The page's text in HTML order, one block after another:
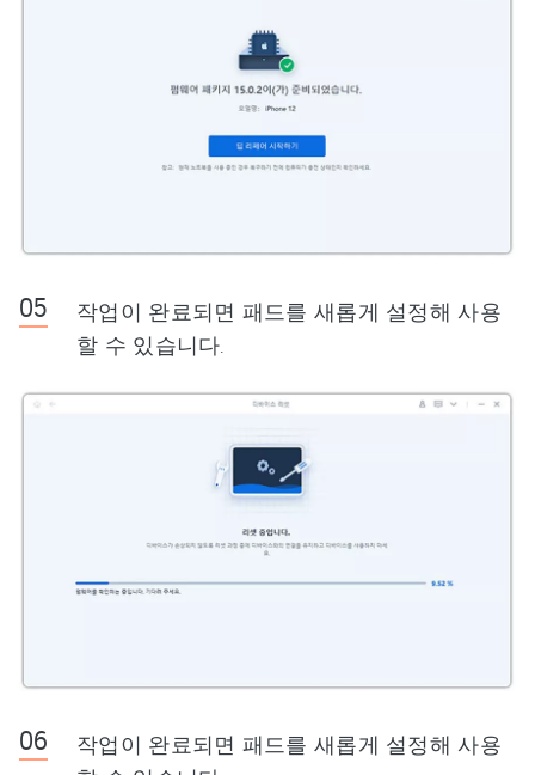
작업이 완료되면 패드를 새롭게 설정해 사용
할 수 있습니다.
작업이 완료되면 패드를 새롭게 설정해 사용